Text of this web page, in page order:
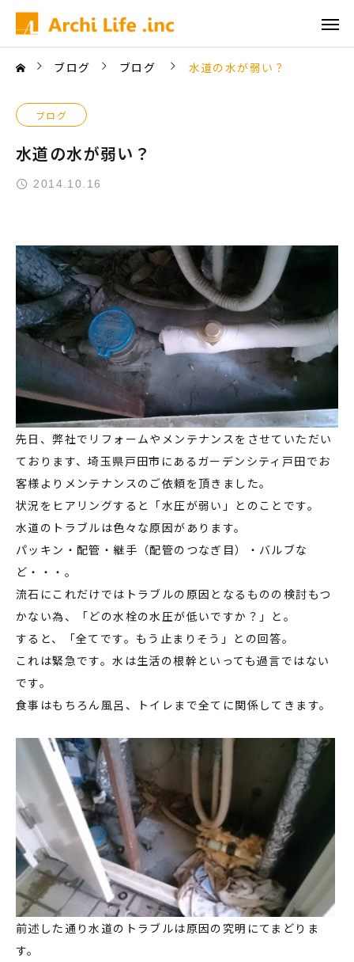
ブログ ブログ 水道の水が弱い？
ブログ
水道の水が弱い？
2014.10.16
先日、弊社でリフォームやメンテナンスをさせていただい
ております、埼玉県戸田市にあるガーデンシティ戸田でお
客様よりメンテナンスのご依頼を頂きました。
状況をヒアリングすると「水圧が弱い」とのことです。
水道のトラブルは色々な原因があります。
パッキン・配管・継手（配管のつなぎ目）・バルブな
ど・・・。
流石にこれだけではトラブルの原因となるものの検討もつ
かない為、「どの水栓の水圧が低いですか？」と。
すると、「全てです。もう止まりそう」との回答。
これは緊急です。水は生活の根幹といっても過言ではない
です。
食事はもちろん風呂、トイレまで全てに関係してきます。
前述した通り水道のトラブルは原因の究明にてまどりま
す。